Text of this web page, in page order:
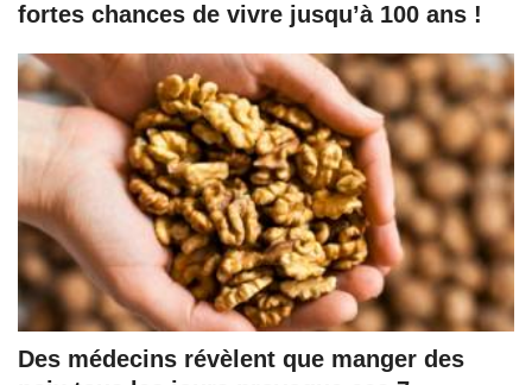
fortes chances de vivre jusqu’à 100 ans !
Des médecins révèlent que manger des